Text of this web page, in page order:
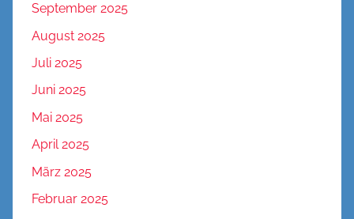
September 2025
August 2025
Juli 2025
Juni 2025
Mai 2025
April 2025
März 2025
Februar 2025